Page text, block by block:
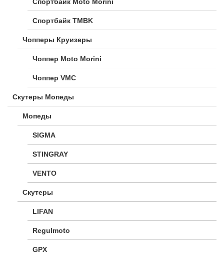
Спортбайк TMBK
Чопперы Круизеры
Чоппер Moto Morini
Чоппер VMC
Скутеры Мопеды
Мопеды
SIGMA
STINGRAY
VENTO
Скутеры
LIFAN
Regulmoto
GPX